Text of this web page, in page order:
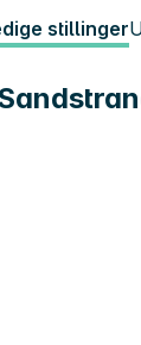
stillinger